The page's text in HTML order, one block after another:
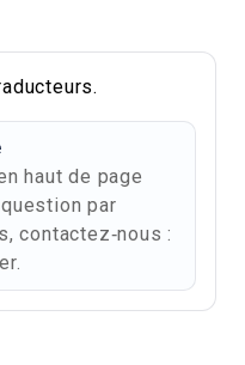
haut de page
par
contactez‑nous :